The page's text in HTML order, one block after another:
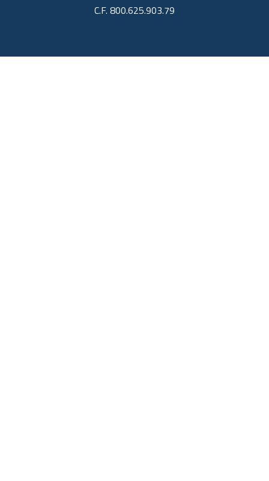
C.F. 800.625.903.79